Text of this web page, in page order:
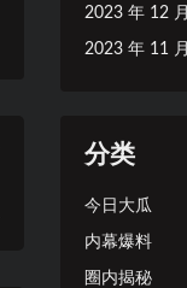
2023 年 12 月
2023 年 11 月
分类
今日大瓜
内幕爆料
圈内揭秘